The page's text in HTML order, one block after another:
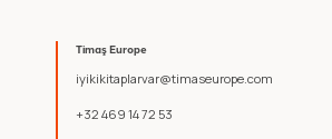
Timaş Europe
iyikikitaplarvar@timaseurope.com
+32 469 14 72 53